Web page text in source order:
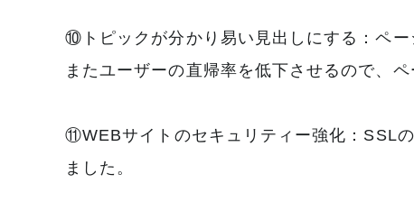
⑩トピックが分かり易い見出しにする：ペ
またユーザーの直帰率を低下させるので、
⑪WEBサイトのセキュリティー強化：SSL
ました。